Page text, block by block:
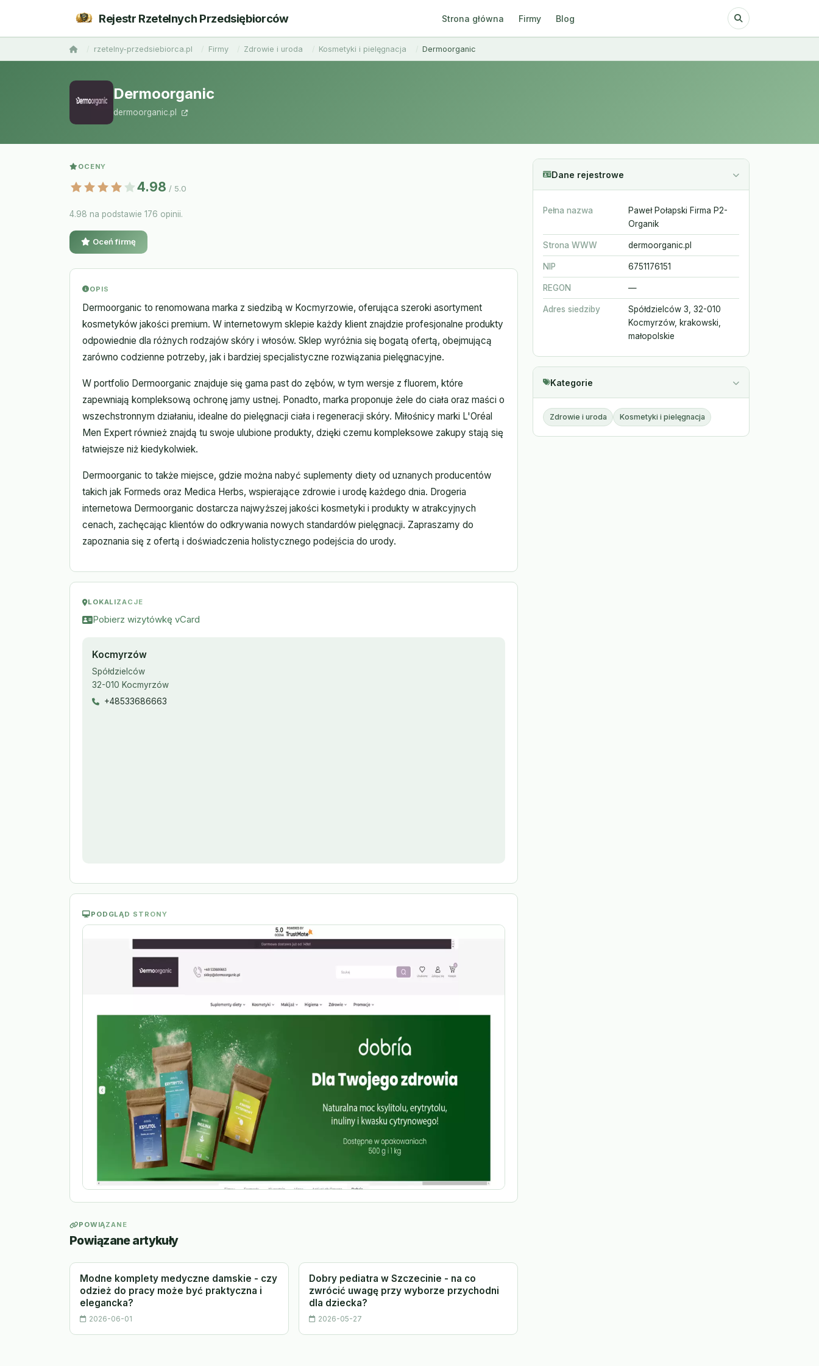
Rejestr Rzetelnych Przedsiębiorców Strona główna Firmy Blog
rzetelny-przedsiebiorca.pl Firmy Zdrowie i uroda Kosmetyki i pielęgnacja Dermoorganic
Dermoorganic
dermoorganic.pl
Dane rejestrowe
Pełna nazwa
Paweł Połapski Firma P2-
Organik
Strona WWW dermoorganic.pl
NIP 6751176151
REGON —
Adres siedziby
Spółdzielców 3, 32-010
Kocmyrzów, krakowski,
małopolskie
Kategorie
Zdrowie i uroda Kosmetyki i pielęgnacja
OCENY
4.98 / 5.0
4.98 na podstawie 176 opinii.
Oceń firmę
OPIS
Dermoorganic to renomowana marka z siedzibą w Kocmyrzowie, oferująca szeroki asortyment
kosmetyków jakości premium. W internetowym sklepie każdy klient znajdzie profesjonalne produkty
odpowiednie dla różnych rodzajów skóry i włosów. Sklep wyróżnia się bogatą ofertą, obejmującą
zarówno codzienne potrzeby, jak i bardziej specjalistyczne rozwiązania pielęgnacyjne.
W portfolio Dermoorganic znajduje się gama past do zębów, w tym wersje z fluorem, które
zapewniają kompleksową ochronę jamy ustnej. Ponadto, marka proponuje żele do ciała oraz maści o
wszechstronnym działaniu, idealne do pielęgnacji ciała i regeneracji skóry. Miłośnicy marki L'Oréal
Men Expert również znajdą tu swoje ulubione produkty, dzięki czemu kompleksowe zakupy stają się
łatwiejsze niż kiedykolwiek.
Dermoorganic to także miejsce, gdzie można nabyć suplementy diety od uznanych producentów
takich jak Formeds oraz Medica Herbs, wspierające zdrowie i urodę każdego dnia. Drogeria
internetowa Dermoorganic dostarcza najwyższej jakości kosmetyki i produkty w atrakcyjnych
cenach, zachęcając klientów do odkrywania nowych standardów pielęgnacji. Zapraszamy do
zapoznania się z ofertą i doświadczenia holistycznego podejścia do urody.
LOKALIZACJE
Pobierz wizytówkę vCard
Kocmyrzów
Spółdzielców
32-010 Kocmyrzów
+48533686663
PODGLĄD STRONY
POWIĄZANE
Powiązane artykuły
Modne komplety medyczne damskie - czy
odzież do pracy może być praktyczna i
elegancka?
2026-06-01
Dobry pediatra w Szczecinie - na co
zwrócić uwagę przy wyborze przychodni
dla dziecka?
2026-05-27